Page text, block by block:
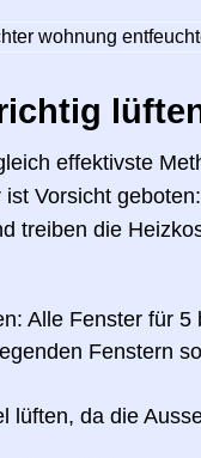
effektivste
Vorsicht
treiben die
Alle Fenster für
Fenstern
lüften, da die